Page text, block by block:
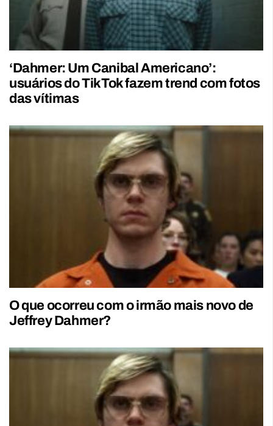
‘Dahmer: Um Canibal Americano’:
usuários do TikTok fazem trend com fotos
das vítimas
O que ocorreu com o irmão mais novo de
Jeffrey Dahmer?